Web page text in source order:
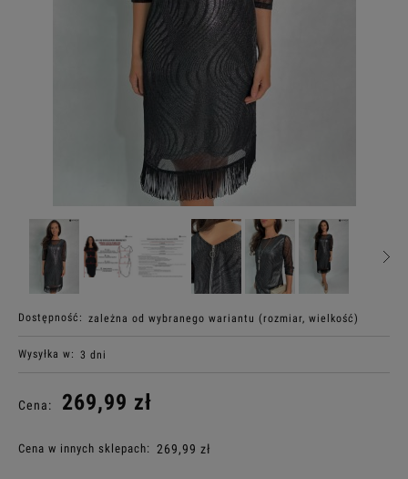
Dostępność: zależna od wybranego wariantu (rozmiar, wielkość)
Wysyłka w: 3 dni
Cena: 269,99 zł
Cena w innych sklepach: 269,99 zł